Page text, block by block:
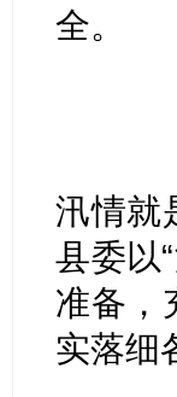
全。
汛情就
县委以
准备，
实落细